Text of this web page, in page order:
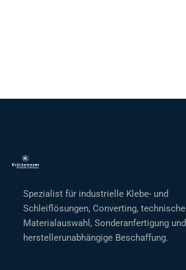
Spezialist für industrielle Klebe- und
Schleiflösungen, Converting, technische
Materialauswahl, Sonderanfertigung und
herstellerunabhängige Beschaffung.